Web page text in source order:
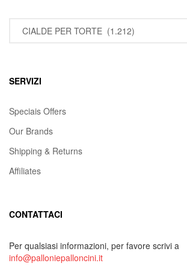
SERVIZI
Speciais Offers
Our Brands
Shipping & Returns
Affiliates
CONTATTACI
Per qualsiasi informazioni, per favore scrivi a
info@palloniepalloncini.it